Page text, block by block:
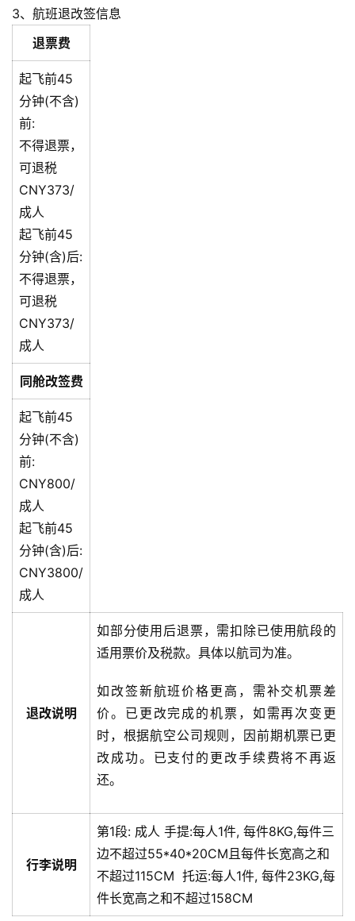
3、航班退改签信息
退票费
起飞前45
分钟(不含)
前:
不得退票，
可退税
CNY373/
成人
起飞前45
分钟(含)后:
不得退票，
可退税
CNY373/
成人
同舱改签费
起飞前45
分钟(不含)
前:
CNY800/
成人
起飞前45
分钟(含)后:
CNY3800/
成人
退改说明
如部分使用后退票，需扣除已使用航段的
适用票价及税款。具体以航司为准。
如改签新航班价格更高，需补交机票差
价。已更改完成的机票，如需再次变更
时，根据航空公司规则，因前期机票已更
改成功。已支付的更改手续费将不再返
还。
行李说明
第1段: 成人 手提:每人1件, 每件8KG,每件三
边不超过55*40*20CM且每件长宽高之和
不超过115CM 托运:每人1件, 每件23KG,每
件长宽高之和不超过158CM